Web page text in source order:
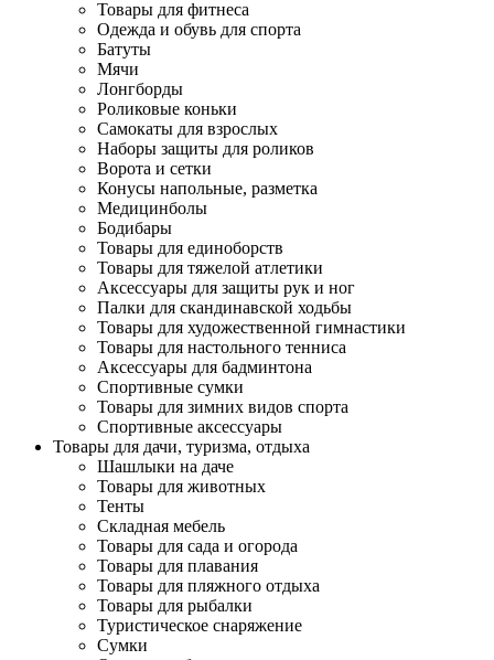
Товары для фитнеса
Одежда и обувь для спорта
Батуты
Мячи
Лонгборды
Роликовые коньки
Самокаты для взрослых
Наборы защиты для роликов
Ворота и сетки
Конусы напольные, разметка
Медицинболы
Бодибары
Товары для единоборств
Товары для тяжелой атлетики
Аксессуары для защиты рук и ног
Палки для скандинавской ходьбы
Товары для художественной гимнастики
Товары для настольного тенниса
Аксессуары для бадминтона
Спортивные сумки
Товары для зимних видов спорта
Спортивные аксессуары
Товары для дачи, туризма, отдыха
Шашлыки на даче
Товары для животных
Тенты
Складная мебель
Товары для сада и огорода
Товары для плавания
Товары для пляжного отдыха
Товары для рыбалки
Туристическое снаряжение
Сумки